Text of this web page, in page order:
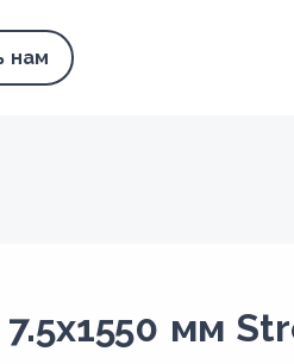
нам
мм